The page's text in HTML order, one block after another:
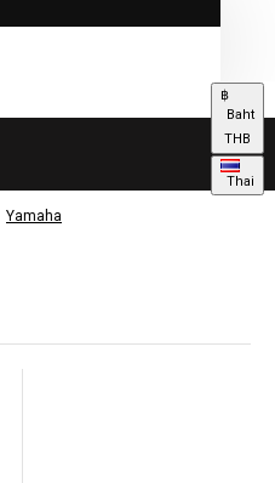
฿
Baht
THB
Thai
Yamaha